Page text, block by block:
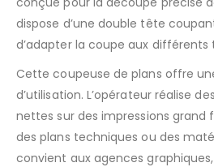
dispose d’une double tête
d’adapter la coupe aux différents
Cette coupeuse de plans offre
d’utilisation. L’opérateur réalise
nettes sur des impressions grand
des plans techniques ou des
convient aux agences